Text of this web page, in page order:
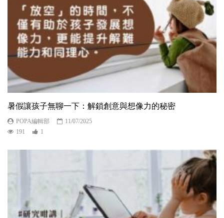
暑假讓孩子無聊一下：解鎖創意與想像力的秘密
POPA編輯部
11/07/2025
191
1